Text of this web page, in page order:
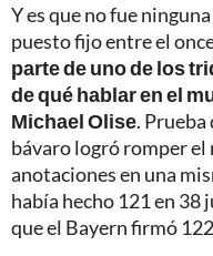
Y es que no fue
puesto fijo entre el
parte de uno de los
de qué hablar en el
Michael Olise.
bávaro logró romper el
anotaciones en una
había hecho 121 en 38
que el Bayern firmó